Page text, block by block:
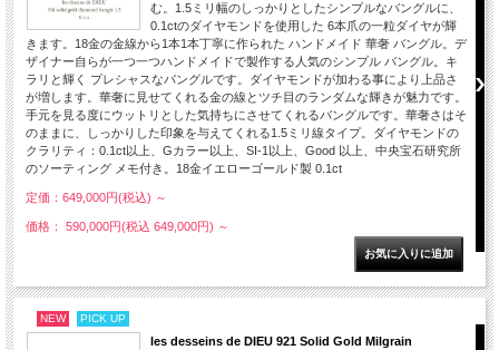
む。1.5ミリ幅のしっかりとしたシンプルなバングルに、
0.1ctのダイヤモンドを使用した 6本爪の一粒ダイヤが輝
きます。18金の金線から1本1本丁寧に作られた ハンドメイド 華奢 バングル。デ
ザイナー自らが一つ一つハンドメイドで製作する人気のシンプル バングル。キ
ラリと輝く プレシャスなバングルです。ダイヤモンドが加わる事により上品さ
が増します。華奢に見せてくれる金の線とツチ目のランダムな輝きが魅力です。
手元を見る度にウットリとした気持ちにさせてくれるバングルです。華奢さはそ
のままに、しっかりした印象を与えてくれる1.5ミリ線タイプ。ダイヤモンドの
クラリティ：0.1ct以上、Gカラー以上、SI-1以上、Good 以上、中央宝石研究所
のソーティング メモ付き。18金イエローゴールド製 0.1ct
定価：649,000円(税込) ～
価格： 590,000円(税込 649,000円) ～
NEW PICK UP
les desseins de DIEU 921 Solid Gold Milgrain